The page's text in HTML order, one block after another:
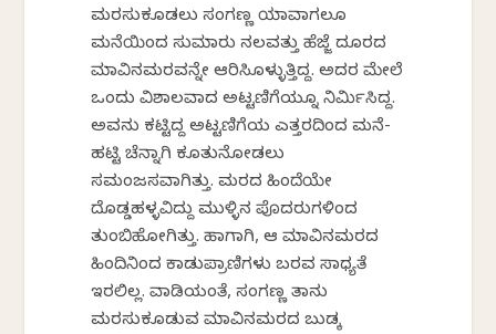
ಮರಸುಕೂಡಲು ಸಂಗಣ್ಣ ಯಾವಾಗಲೂ
ಮನೆಯಿಂದ ಸುಮಾರು ನಲವತ್ತು ಹೆಜ್ಜೆ ದೂರದ
ಮಾವಿನಮರವನ್ನೇ ಆರಿಸಿಕೊಳ್ಳುತ್ತಿದ್ದ. ಅದರ ಮೇಲೆ
ಒಂದು ವಿಶಾಲವಾದ ಅಟ್ಟಣಿಗೆಯ್ನೂ ನಿರ್ಮಿಸಿದ್ದ.
ಅವನು ಕಟ್ಟಿದ್ದ ಅಟ್ಟಣಿಗೆಯ ಎತ್ತರದಿಂದ ಮನೆ-
ಹಟ್ಟಿ ಚೆನ್ನಾಗಿ ಕೂತುನೋಡಲು
ಸಮಂಜಸವಾಗಿತ್ತು. ಮರದ ಹಿಂದೆಯೇ
ದೊಡ್ಡಹಳ್ಳವಿದ್ದು ಮುಳ್ಳಿನ ಪೊದರುಗಳಿಂದ
ತುಂಬಿಹೋಗಿತ್ತು. ಹಾಗಾಗಿ, ಆ ಮಾವಿನಮರದ
ಹಿಂದಿನಿಂದ ಕಾಡುಪ್ರಾಣಿಗಳು ಬರವ ಸಾಧ್ಯತೆ
ಇರಲಿಲ್ಲ. ವಾಡಿಕೆಯಂತೆ, ಸಂಗಣ್ಣ ತಾನು
ಮರಸುಕೂಡುವ ಮಾವಿನಮರದ ಬುಡಕ್ಕೆ